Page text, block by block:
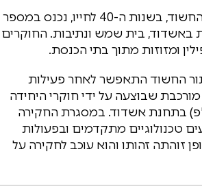
לפי ממצאי החקירה, החשוד, בשנות ה-40 לחייו, נכנס במספר
באשדוד, בית שמש ונתיבות. החוקרים
ומזוזות מתוך בתי הכנסת.
החשוד התאפשר לאחר פעילות
מורכבת שבוצעה על ידי חוקרי היחידה
בתחנת אשדוד. במסגרת החקירה
טכנולוגיים מתקדמים ובפעולות
זוהתה זהותו והוא עוכב לחקירה על